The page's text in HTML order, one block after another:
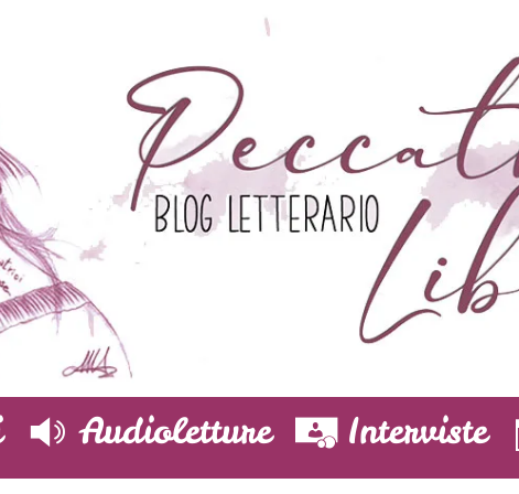
Audioletture Interviste